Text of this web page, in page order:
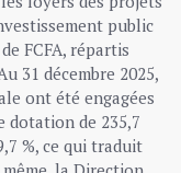
public
FCFA, répartis
31 décembre 2025,
ont été engagées
dotation de 235,7
%, ce qui traduit